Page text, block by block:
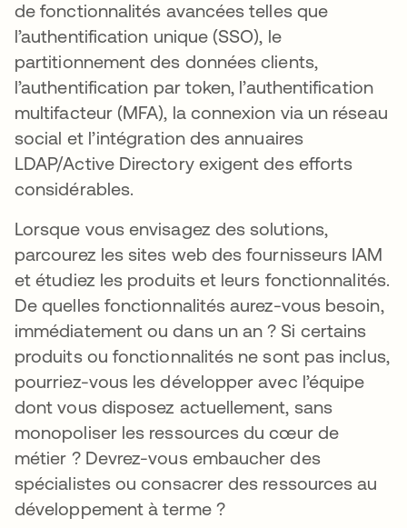
de fonctionnalités avancées telles que
l’authentification unique (SSO), le
partitionnement des données clients,
l’authentification par token, l’authentification
multifacteur (MFA), la connexion via un réseau
social et l’intégration des annuaires
LDAP/Active Directory exigent des efforts
considérables.
Lorsque vous envisagez des solutions,
parcourez les sites web des fournisseurs IAM
et étudiez les produits et leurs fonctionnalités.
De quelles fonctionnalités aurez-vous besoin,
immédiatement ou dans un an ? Si certains
produits ou fonctionnalités ne sont pas inclus,
pourriez-vous les développer avec l’équipe
dont vous disposez actuellement, sans
monopoliser les ressources du cœur de
métier ? Devrez-vous embaucher des
spécialistes ou consacrer des ressources au
développement à terme ?